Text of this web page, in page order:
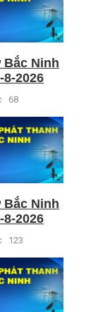
Ninh
8-2026
68
Ninh
8-2026
123